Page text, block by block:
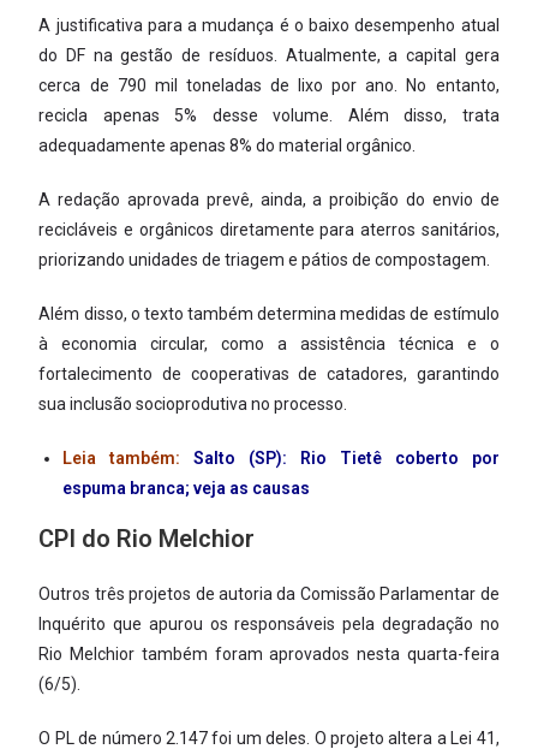
A justificativa para a mudança é o baixo desempenho atual
do DF na gestão de resíduos. Atualmente, a capital gera
cerca de 790 mil toneladas de lixo por ano. No entanto,
recicla apenas 5% desse volume. Além disso, trata
adequadamente apenas 8% do material orgânico.
A redação aprovada prevê, ainda, a proibição do envio de
recicláveis e orgânicos diretamente para aterros sanitários,
priorizando unidades de triagem e pátios de compostagem.
Além disso, o texto também determina medidas de estímulo
à economia circular, como a assistência técnica e o
fortalecimento de cooperativas de catadores, garantindo
sua inclusão socioprodutiva no processo.
Leia também:
Salto (SP): Rio Tietê coberto por
espuma branca; veja as causas
CPI do Rio Melchior
Outros três projetos de autoria da Comissão Parlamentar de
Inquérito que apurou os responsáveis pela degradação no
Rio Melchior também foram aprovados nesta quarta-feira
(6/5).
O PL de número 2.147 foi um deles. O projeto altera a Lei 41,